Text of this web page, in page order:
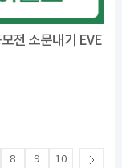
전 소문내기 EVE
8 9 10